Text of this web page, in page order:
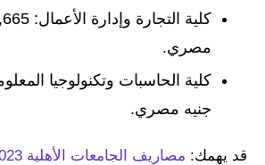
مصري.
جنيه مصري.
قد يهمك: مصاريف الجامعات الأهلية 2023 في مصر